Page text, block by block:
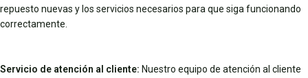
repuesto nuevas y los servicios necesarios para que siga funcionando
correctamente.
Servicio de atención al cliente: Nuestro equipo de atención al cliente